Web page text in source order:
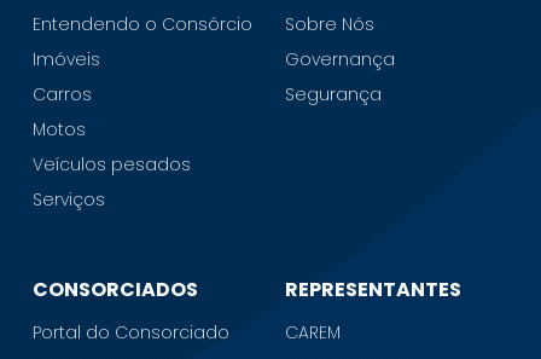
Entendendo o Consórcio
Imóveis
Carros
Motos
Veículos pesados
Serviços
Sobre Nós
Governança
Segurança
CONSORCIADOS
Portal do Consorciado
REPRESENTANTES
CAREM